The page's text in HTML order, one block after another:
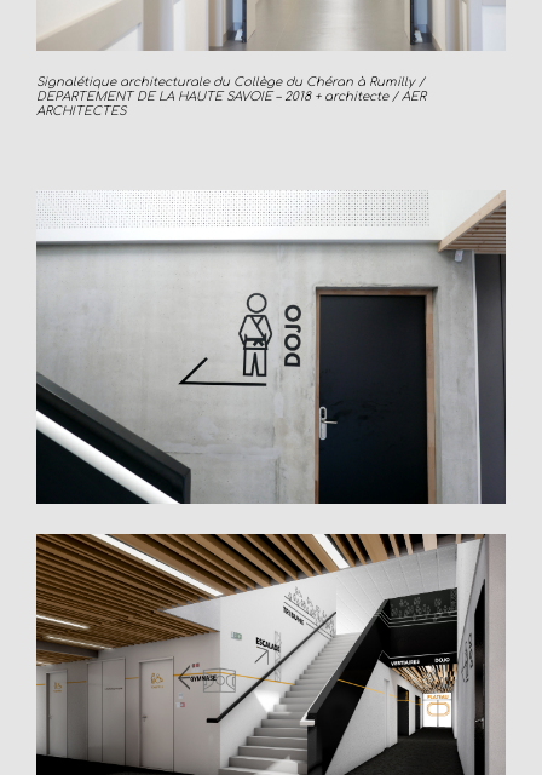
Signalétique architecturale du Collège du Chéran à Rumilly /
DEPARTEMENT DE LA HAUTE SAVOIE – 2018 + architecte / AER
ARCHITECTES